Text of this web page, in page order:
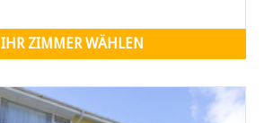
IHR ZIMMER WÄHLEN